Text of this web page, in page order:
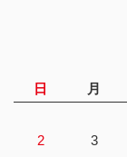
日 月
2
3